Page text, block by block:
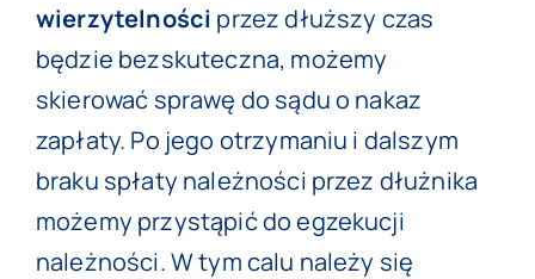
wierzytelności przez dłuższy czas
będzie bezskuteczna, możemy
skierować sprawę do sądu o nakaz
zapłaty. Po jego otrzymaniu i dalszym
braku spłaty należności przez dłużnika
możemy przystąpić do egzekucji
należności. W tym calu należy się